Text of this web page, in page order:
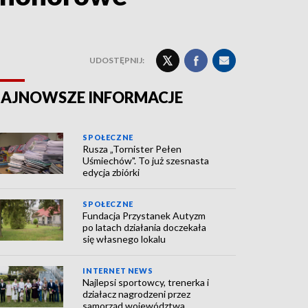
UDOSTĘPNIJ:
INFORMACJE
SPOŁECZNE
Rusza „Tornister Pełen
Uśmiechów". To już szesnasta
edycja zbiórki
SPOŁECZNE
Fundacja Przystanek Autyzm
po latach działania doczekała
się własnego lokalu
INTERNET NEWS
Najlepsi sportowcy, trenerka i
działacz nagrodzeni przez
samorząd województwa